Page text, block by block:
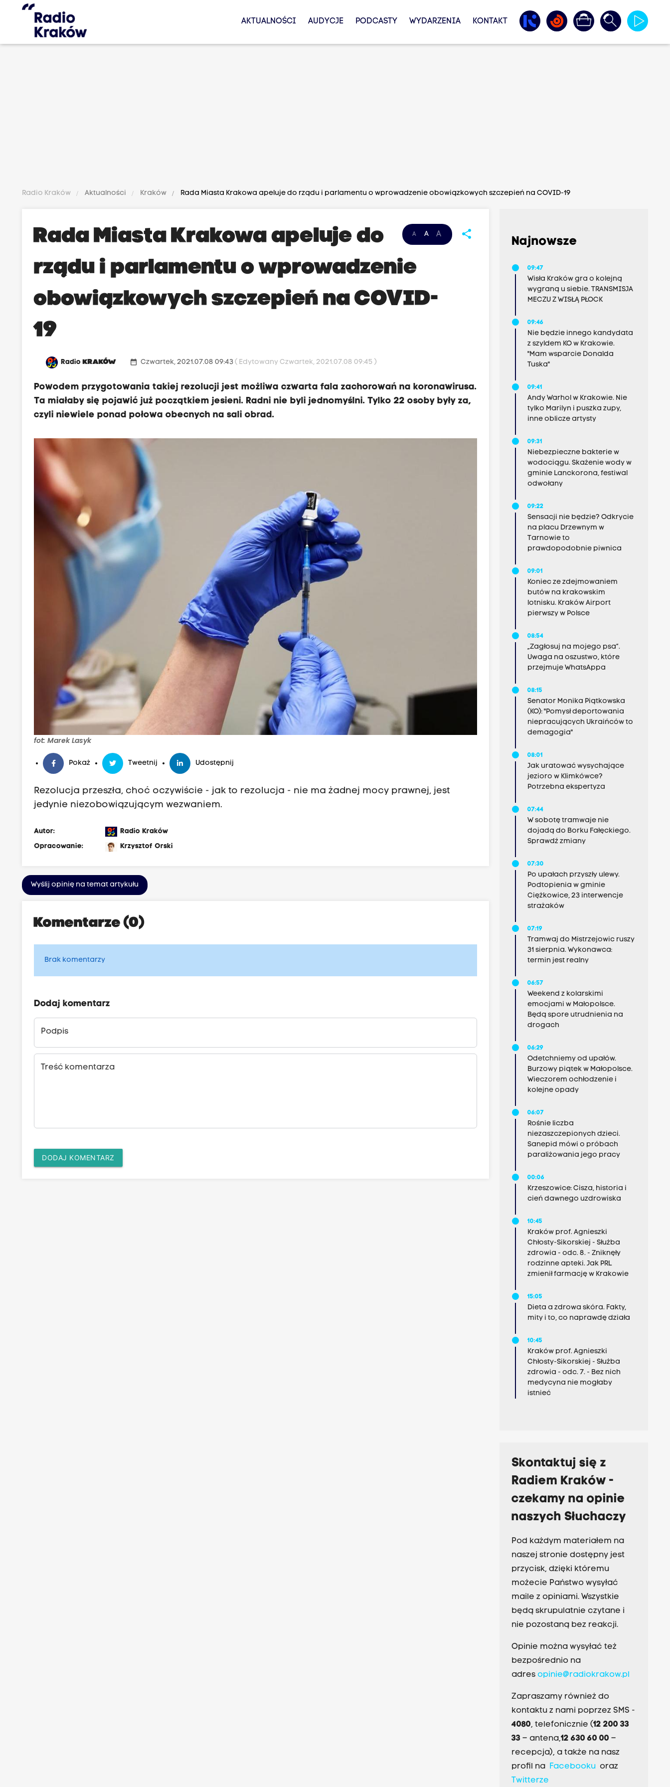
AKTUALNOŚCI AUDYCJE PODCASTY WYDARZENIA KONTAKT
Radio Kraków Aktualności Kraków Rada Miasta Krakowa apeluje do rządu i parlamentu o wprowadzenie obowiązkowych szczepień na COVID-19
A A A share
Rada Miasta Krakowa apeluje do
rządu i parlamentu o wprowadzenie
obowiązkowych szczepień na COVID-
19
RadioKRAKÓW date_range Czwartek, 2021.07.08 09:43( Edytowany Czwartek, 2021.07.08 09:45 )
Powodem przygotowania takiej rezolucji jest możliwa czwarta fala zachorowań na koronawirusa.
Ta miałaby się pojawić już początkiem jesieni. Radni nie byli jednomyślni. Tylko 22 osoby były za,
czyli niewiele ponad połowa obecnych na sali obrad.
fot: Marek Lasyk
Pokaż Tweetnij Udostępnij
Rezolucja przeszła, choć oczywiście - jak to rezolucja - nie ma żadnej mocy prawnej, jest
jedynie niezobowiązującym wezwaniem.
Autor:
Radio Kraków
Opracowanie:
Krzysztof Orski
Wyślij opinię na temat artykułu
Komentarze (0)
Brak komentarzy
Dodaj komentarz
Podpis
Treść komentarza
DODAJ KOMENTARZ
Najnowsze
09:47
Wisła Kraków gra o kolejną
wygraną u siebie. TRANSMISJA
MECZU Z WISŁĄ PŁOCK
09:46
Nie będzie innego kandydata
z szyldem KO w Krakowie.
"Mam wsparcie Donalda
Tuska"
09:41
Andy Warhol w Krakowie. Nie
tylko Marilyn i puszka zupy,
inne oblicze artysty
09:31
Niebezpieczne bakterie w
wodociągu. Skażenie wody w
gminie Lanckorona, festiwal
odwołany
09:22
Sensacji nie będzie? Odkrycie
na placu Drzewnym w
Tarnowie to
prawdopodobnie piwnica
09:01
Koniec ze zdejmowaniem
butów na krakowskim
lotnisku. Kraków Airport
pierwszy w Polsce
08:54
„Zagłosuj na mojego psa”.
Uwaga na oszustwo, które
przejmuje WhatsAppa
08:15
Senator Monika Piątkowska
(KO): "Pomysł deportowania
niepracujących Ukraińców to
demagogia"
08:01
Jak uratować wysychające
jezioro w Klimkówce?
Potrzebna ekspertyza
07:44
W sobotę tramwaje nie
dojadą do Borku Fałęckiego.
Sprawdź zmiany
07:30
Po upałach przyszły ulewy.
Podtopienia w gminie
Ciężkowice, 23 interwencje
strażaków
07:19
Tramwaj do Mistrzejowic ruszy
31 sierpnia. Wykonawca:
termin jest realny
06:57
Weekend z kolarskimi
emocjami w Małopolsce.
Będą spore utrudnienia na
drogach
06:29
Odetchniemy od upałów.
Burzowy piątek w Małopolsce.
Wieczorem ochłodzenie i
kolejne opady
06:07
Rośnie liczba
niezaszczepionych dzieci.
Sanepid mówi o próbach
paraliżowania jego pracy
00:06
Krzeszowice: Cisza, historia i
cień dawnego uzdrowiska
10:45
Kraków prof. Agnieszki
Chłosty-Sikorskiej - Służba
zdrowia - odc. 8. - Zniknęły
rodzinne apteki. Jak PRL
zmienił farmację w Krakowie
15:05
Dieta a zdrowa skóra. Fakty,
mity i to, co naprawdę działa
10:45
Kraków prof. Agnieszki
Chłosty-Sikorskiej - Służba
zdrowia - odc. 7. - Bez nich
medycyna nie mogłaby
istnieć
Skontaktuj się z
Radiem Kraków -
czekamy na opinie
naszych Słuchaczy
Pod każdym materiałem na
naszej stronie dostępny jest
przycisk, dzięki któremu
możecie Państwo wysyłać
maile z opiniami. Wszystkie
będą skrupulatnie czytane i
nie pozostaną bez reakcji.
Opinie można wysyłać też
bezpośrednio na
adres opinie@radiokrakow.pl
Zapraszamy również do
kontaktu z nami poprzez SMS -
4080, telefonicznie (12 200 33
33– antena,12 630 60 00 –
recepcja), a także na nasz
profil na Facebookuoraz
Twitterze